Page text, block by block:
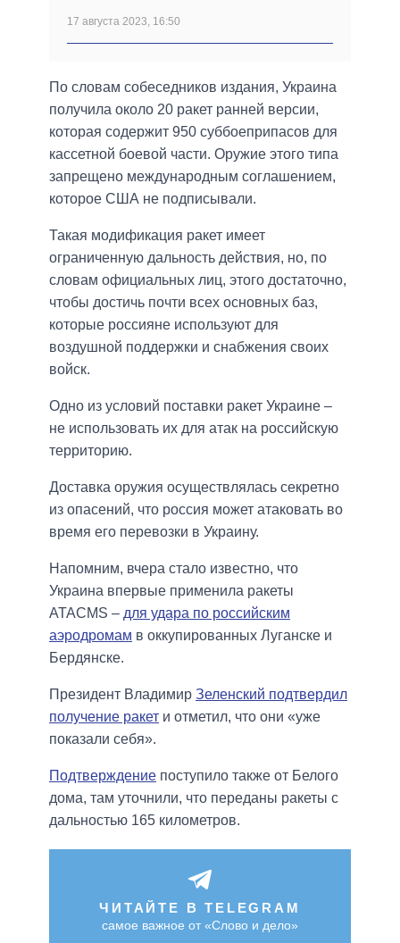
17 августа 2023, 16:50
По словам собеседников издания, Украина
получила около 20 ракет ранней версии,
которая содержит 950 суббоеприпасов для
кассетной боевой части. Оружие этого типа
запрещено международным соглашением,
которое США не подписывали.
Такая модификация ракет имеет
ограниченную дальность действия, но, по
словам официальных лиц, этого достаточно,
чтобы достичь почти всех основных баз,
которые россияне используют для
воздушной поддержки и снабжения своих
войск.
Одно из условий поставки ракет Украине –
не использовать их для атак на российскую
территорию.
Доставка оружия осуществлялась секретно
из опасений, что россия может атаковать во
время его перевозки в Украину.
Напомним, вчера стало известно, что
Украина впервые применила ракеты
ATACMS – для удара по российским
аэродромам в оккупированных Луганске и
Бердянске.
Президент Владимир Зеленский подтвердил
получение ракет и отметил, что они «уже
показали себя».
Подтверждение поступило также от Белого
дома, там уточнили, что переданы ракеты с
дальностью 165 километров.
ЧИТАЙТЕ В TELEGRAM
самое важное от «Слово и дело»